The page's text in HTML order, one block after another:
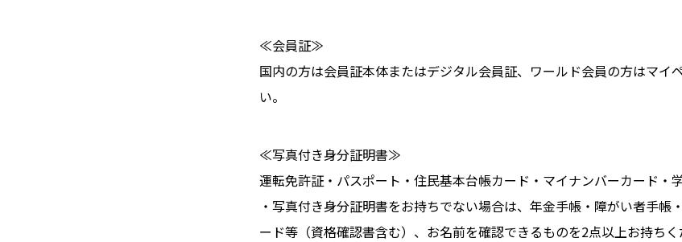
≪会員証≫
国内の方は会員証本体またはデジタル会員証、ワールド会員の方はマイ
い。
≪写真付き身分証明書≫
運転免許証・パスポート・住民基本台帳カード・マイナンバーカード・
・写真付き身分証明書をお持ちでない場合は、年金手帳・障がい者手帳
ード等（資格確認書含む）、お名前を確認できるものを2点以上お持ち